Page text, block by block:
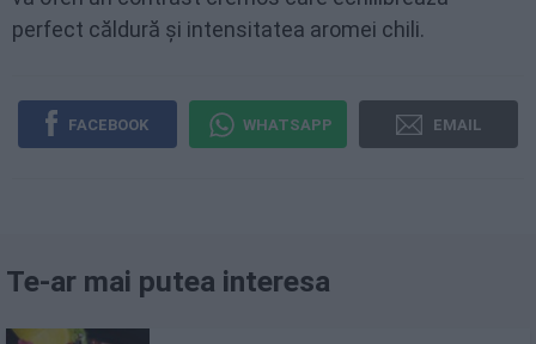
perfect căldură și intensitatea aromei chili.
FACEBOOK WHATSAPP EMAIL
Te-ar mai putea interesa